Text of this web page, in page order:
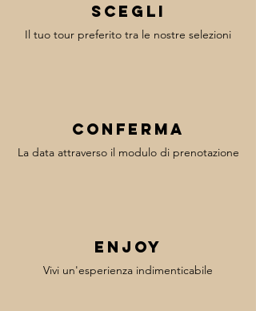
Scegli
Il tuo tour preferito tra le nostre selezioni
Conferma
La data attraverso il modulo di prenotazione
enjoy
Vivi un'esperienza indimenticabile